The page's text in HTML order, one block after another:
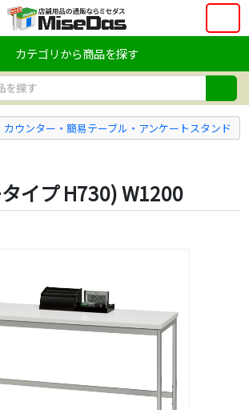
カテゴリから商品を探す
カウンター・簡易テーブル・アンケートスタンド
イプ H730) W1200